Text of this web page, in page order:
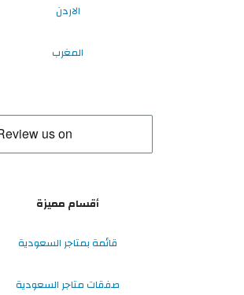
الاردن
المغرب
أقسام مميزة
قائمة بمتاجر السعودية
صفقات متاجر السعودية